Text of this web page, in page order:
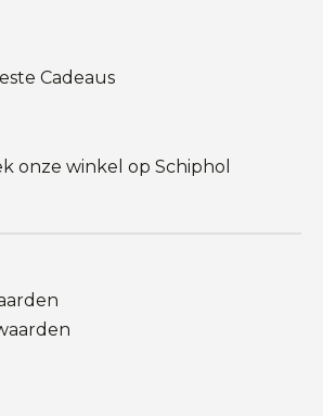
Cadeaus
onze winkel op Schiphol